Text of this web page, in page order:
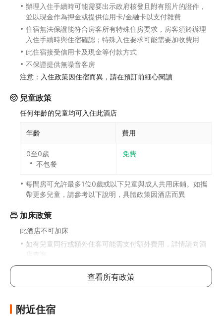
辦理入住手續時可能需要出示政府核發且附有照片的證件，
並以現金作為押金或提供信用卡/金融卡以支付雜費
住宿無法保證能符合房客所有特殊住房要求，房客須於辦理
入住手續時與住宿確認；特殊入住要求可能需要加收費用
此住宿接受信用卡及現金等付款方式
不保證提供無噪音客房
注意：入住政策因住宿而異，請在預訂前細心閱讀
兒童政策
任何年齡的兒童均可入住此酒店
年齡 費用
0至0歲
不包餐
免費
每間房可允許最多1位0歲或以下兒童與成人共用床鋪。如攜
帶更多兒童，請參考以下說明，具體政策因酒店而異
加床政策
此酒店不可加床
如有兒童同行或額外住客可能需支付額外費用，詳情請向酒
店查詢
食物及飲品
查看所有政策
附近住宿